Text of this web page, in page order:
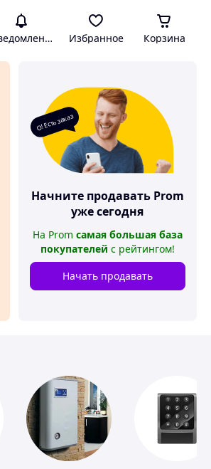
Избранное Корзина
О! Есть заказ
Начните продавать Prom
уже сегодня
На Prom самая большая база
покупателей с рейтингом!
Начать продавать